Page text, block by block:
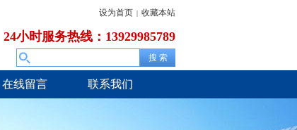
设为首页 | 收藏本站
24小时服务热线：13929985789
在线留言 联系我们